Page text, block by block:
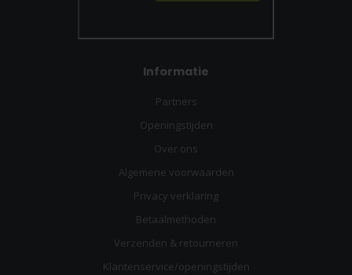
Informatie
Partners
Openingstijden
Over ons
Algemene voorwaarden
Privacy verklaring
Betaalmethoden
Verzenden & retourneren
Klantenservice/openingstijden